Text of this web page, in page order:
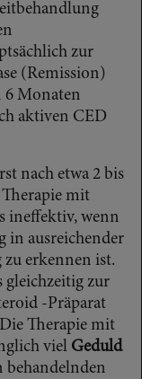
zur
(Remission)
6 Monaten
aktiven CED
nach etwa 2 bis
mit
ineffektiv, wenn
in ausreichender
erkennen ist.
gleichzeitig zur
-Präparat
Therapie mit
viel Geduld
behandelnden